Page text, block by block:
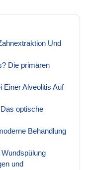
Und
Die primären
Einer Alveolitis Auf
optische
Behandlung
und